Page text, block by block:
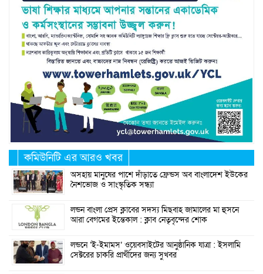
কমিউনিটি এর আরও খবর
অসহায় মানুষের পাশে দাঁড়াতে ফ্রেন্ডস অব বাংলাদেশ ইউকের
নৈশভোজ ও সাংস্কৃতিক সন্ধ্যা
লন্ডন বাংলা প্রেস ক্লাবের সদস্য মিছবাহ জামালের মা হুসনে
আরা বেগমের ইন্তেকাল : ক্লাব নেতৃবৃন্দের শোক
লন্ডনে ‘ই-ইমামস’ ওয়েবসাইটের আনুষ্ঠানিক যাত্রা : ইসলামি
সেক্টরের চাকরি প্রার্থীদের জন্য সুখবর